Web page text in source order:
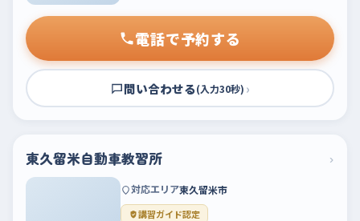
電話で予約する
問い合わせる(入力30秒) ›
東久留米自動車教習所 ›
対応エリア東久留米市
講習ガイド認定